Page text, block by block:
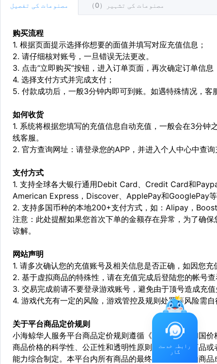
مصنوعات کی تفصیل مصنوعات کی تشہیر（0）
购买流程
1. 根据页面提示选择你想要的面值并填写对应充值信息；
2. 请仔细核对账号，一旦错误无法更改。
3. 点击“立即购买”按钮，进入订单页面，再次确定订单信息
4. 选择支付方式并完成支付；
5. 付款成功后，一般3分钟内即可到账。如遇特殊情况，
如何收货
1. 系统将根据您填写的充值信息自动充值，一般会在3分
线客服。
2. 官方查询网址：请登录您的APP，并进入个人中心中查
支付方式
1. 支持全球各大银行通用Debit Card、Credit Card和
American Express，Discover、ApplePay和GooglePay
2. 支持多国币种的本地200+支付方式，如：Alipay，
注意：此处提醒如果您首次下单的金额存在异常，为了确
谅解。
网站声明
1. 请多次确认您的充值账号及相关信息是否正确，如因您
2. 基于虚拟商品的特殊性，请在充值完成后登陆您的帐号
3. 交易完成前请不要登录游戏账号，避免由于顶号造成充
4. 游戏代充有一定的风险，游戏管控及规则处罚等风险需
关于平台商品定价规则
小海鲸华人服务平台商品定价规则遵循《中华人民共和国
商品价格的科学性、公正性和透明性原则，依据相关商品
能力综合制定。本平台内所有商品的最终销售价格均由商
رابطہ خدمت
گار